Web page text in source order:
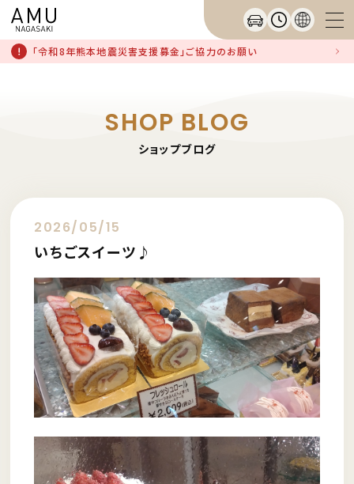
「令和8年熊本地震災害支援募金」ご協力のお願い
SHOP BLOG
ショップブログ
2026/05/15
いちごスイーツ♪